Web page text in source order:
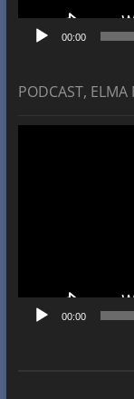
00:00
PODCAST,
00:00